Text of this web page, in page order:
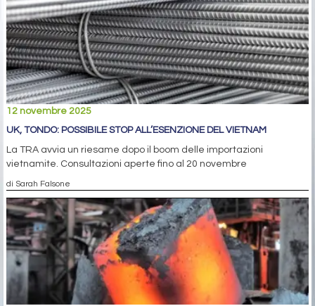
12 novembre 2025
UK, TONDO: POSSIBILE STOP ALL’ESENZIONE DEL VIETNAM
La TRA avvia un riesame dopo il boom delle importazioni
vietnamite. Consultazioni aperte fino al 20 novembre
di Sarah Falsone